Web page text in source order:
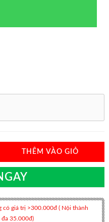
THÊM VÀO GIỎ
có giá trị >300.000đ ( Nội thành
đa 35.000đ)